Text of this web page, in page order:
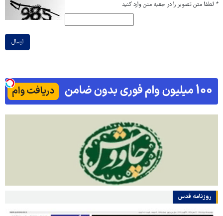
* لطفا متن تصویر را در جعبه متن وارد کنید
ارسال
روزنامه قدس